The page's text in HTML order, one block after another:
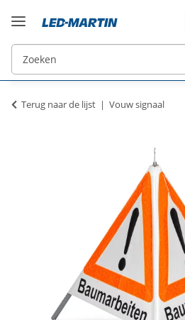
Terug naar de lijst Vouw signaal